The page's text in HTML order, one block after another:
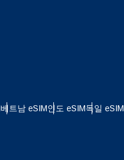
베트남 eSIM인도 eSIM독일 eSIM